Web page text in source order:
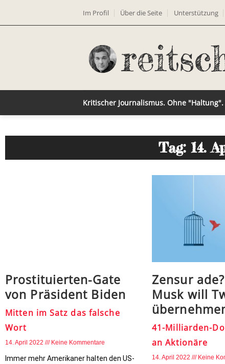
Im Profil Über die Seite Unterstützung
Kritischer Journalismus. Ohne
Tag: 14.
Prostituierten-Gate
von Präsident Biden
Mitten im Satz das falsche
Wort
14. April 2022 Keine Kommentare
Immer mehr Amerikaner halten den US-
Zensur
Musk will
41-Milliarden-
an Aktionäre
14. April 2022 Keine